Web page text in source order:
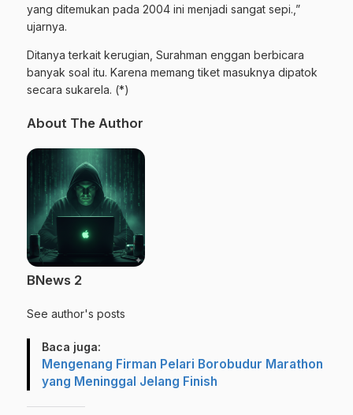
yang ditemukan pada 2004 ini menjadi sangat sepi.,”
ujarnya.
Ditanya terkait kerugian, Surahman enggan berbicara
banyak soal itu. Karena memang tiket masuknya dipatok
secara sukarela. (*)
About The Author
BNews 2
See author's posts
Baca juga:
Mengenang Firman Pelari Borobudur Marathon
yang Meninggal Jelang Finish